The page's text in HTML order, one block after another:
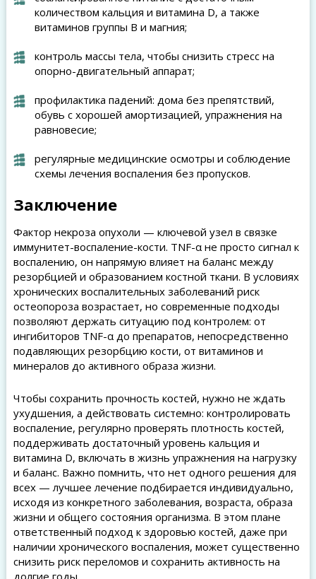
количеством кальция и витамина D, а также
витаминов группы B и магния;
контроль массы тела, чтобы снизить стресс на
опорно-двигательный аппарат;
профилактика падений: дома без препятствий,
обувь с хорошей амортизацией, упражнения на
равновесие;
регулярные медицинские осмотры и соблюдение
схемы лечения воспаления без пропусков.
Заключение
Фактор некроза опухоли — ключевой узел в связке
иммунитет-воспаление-кости. TNF-α не просто сигнал к
воспалению, он напрямую влияет на баланс между
резорбцией и образованием костной ткани. В условиях
хронических воспалительных заболеваний риск
остеопороза возрастает, но современные подходы
позволяют держать ситуацию под контролем: от
ингибиторов TNF-α до препаратов, непосредственно
подавляющих резорбцию кости, от витаминов и
минералов до активного образа жизни.
Чтобы сохранить прочность костей, нужно не ждать
ухудшения, а действовать системно: контролировать
воспаление, регулярно проверять плотность костей,
поддерживать достаточный уровень кальция и
витамина D, включать в жизнь упражнения на нагрузку
и баланс. Важно помнить, что нет одного решения для
всех — лучшее лечение подбирается индивидуально,
исходя из конкретного заболевания, возраста, образа
жизни и общего состояния организма. В этом плане
ответственный подход к здоровью костей, даже при
наличии хронического воспаления, может существенно
снизить риск переломов и сохранить активность на
долгие годы.